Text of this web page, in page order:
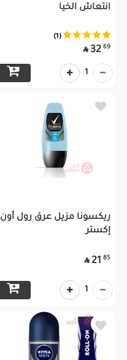
انتعاش الخيا
(1)
69
32

1
ريكسونا مزيل عرق رول أون
إكستر
85
21

1